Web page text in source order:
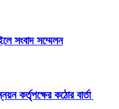
সংবাদ সম্মেলন
কর্তৃপক্ষের কঠোর বার্তা